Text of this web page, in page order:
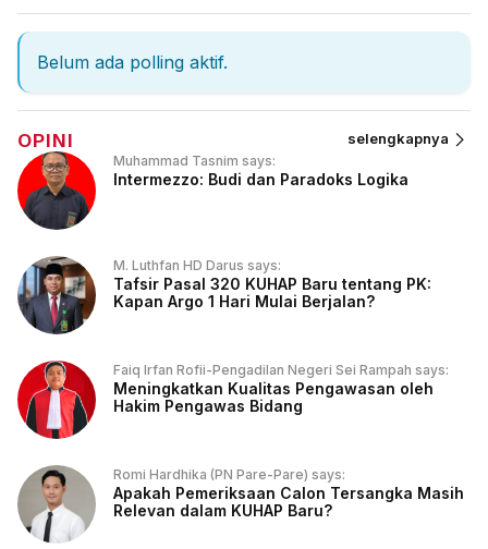
Belum ada polling aktif.
OPINI selengkapnya
Muhammad Tasnim says:
Intermezzo: Budi dan Paradoks Logika
M. Luthfan HD Darus says:
Tafsir Pasal 320 KUHAP Baru tentang PK:
Kapan Argo 1 Hari Mulai Berjalan?
Faiq Irfan Rofii-Pengadilan Negeri Sei Rampah says:
Meningkatkan Kualitas Pengawasan oleh
Hakim Pengawas Bidang
Romi Hardhika (PN Pare-Pare) says:
Apakah Pemeriksaan Calon Tersangka Masih
Relevan dalam KUHAP Baru?